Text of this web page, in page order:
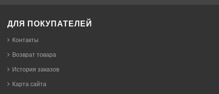
ДЛЯ ПОКУПАТЕЛЕЙ
Контакты
Возврат товара
История заказов
Карта сайта